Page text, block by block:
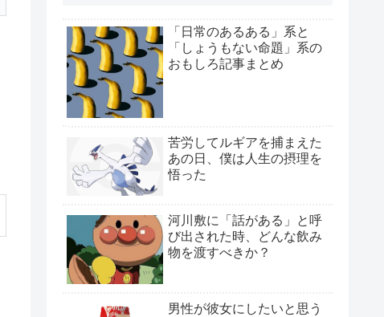
「日常のあるある」系と
「しょうもない命題」系の
おもしろ記事まとめ
苦労してルギアを捕まえた
あの日、僕は人生の摂理を
悟った
河川敷に「話がある」と呼
び出された時、どんな飲み
物を渡すべきか？
男性が彼女にしたいと思う